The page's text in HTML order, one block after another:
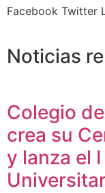
Facebook Twitter
Noticias
Colegio
crea su
y lanza el